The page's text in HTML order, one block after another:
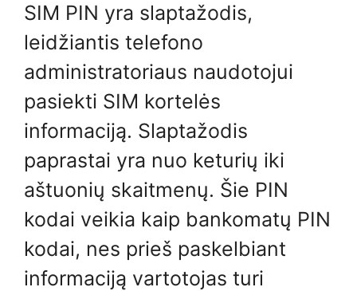
SIM PIN yra slaptažodis,
leidžiantis telefono
administratoriaus naudotojui
pasiekti SIM kortelės
informaciją. Slaptažodis
paprastai yra nuo keturių iki
aštuonių skaitmenų. Šie PIN
kodai veikia kaip bankomatų PIN
kodai, nes prieš paskelbiant
informaciją vartotojas turi